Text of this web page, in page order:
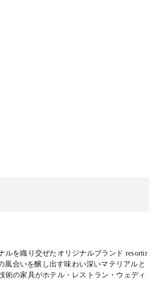
ルを織り交ぜたオリジナルブランド resortir
風合いを醸し出す味わい深いマテリアルと
術の家具がホテル・レストラン・ウェディ